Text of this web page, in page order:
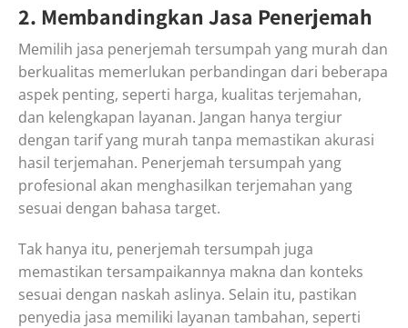
2. Membandingkan Jasa Penerjemah
Memilih jasa penerjemah tersumpah yang murah dan
berkualitas memerlukan perbandingan dari beberapa
aspek penting, seperti harga, kualitas terjemahan,
dan kelengkapan layanan. Jangan hanya tergiur
dengan tarif yang murah tanpa memastikan akurasi
hasil terjemahan. Penerjemah tersumpah yang
profesional akan menghasilkan terjemahan yang
sesuai dengan bahasa target.
Tak hanya itu, penerjemah tersumpah juga
memastikan tersampaikannya makna dan konteks
sesuai dengan naskah aslinya. Selain itu, pastikan
penyedia jasa memiliki layanan tambahan, seperti